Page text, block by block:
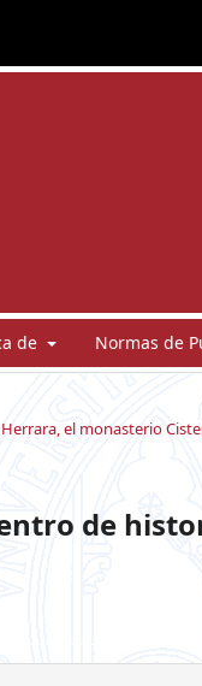
de Normas de
el monasterio
de